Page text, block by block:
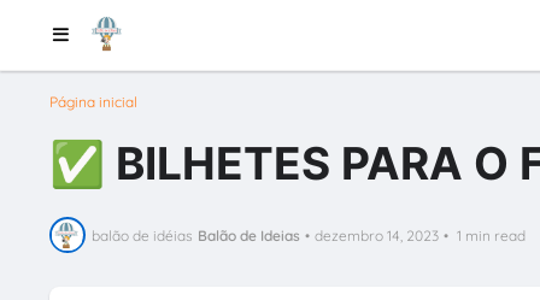
Página inicial
✅ BILHETES PARA O
balão de idéias Balão de Ideias • dezembro 14, 2023 • 1 min read